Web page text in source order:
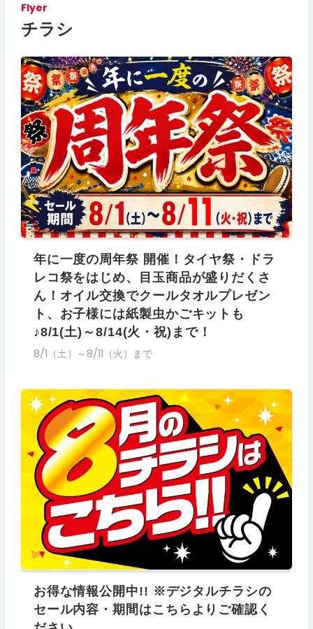
Flyer
チラシ
年に一度の周年祭 開催！タイヤ祭・ドラ
レコ祭をはじめ、目玉商品が盛りだくさ
ん！オイル交換でクールタオルプレゼン
ト、お子様には紙製虫かごキットも
♪8/1(土)～8/14(火・祝)まで！
8/1（土）～8/11（火）まで
お得な情報公開中!! ※デジタルチラシの
セール内容・期間はこちらよりご確認く